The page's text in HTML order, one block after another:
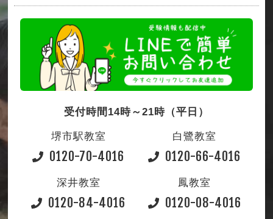
受付時間14時～21時（平日）
堺市駅教室
0120-70-4016
白鷺教室
0120-66-4016
深井教室
0120-84-4016
鳳教室
0120-08-4016